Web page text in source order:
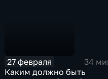
27 февраля
34
Каким должно быть